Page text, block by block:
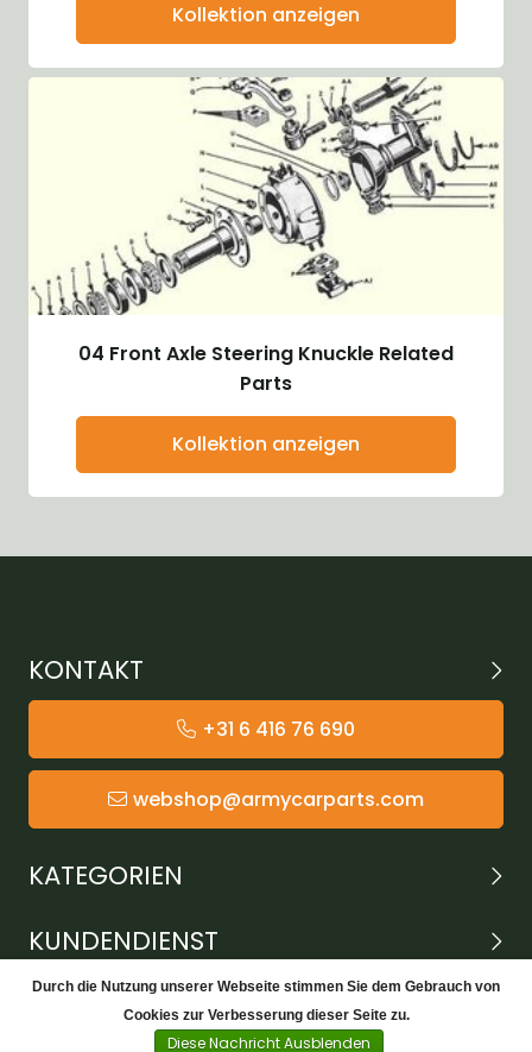
Kollektion anzeigen
04 Front Axle Steering Knuckle Related
Parts
Kollektion anzeigen
KONTAKT
+31 6 416 76 690
webshop@armycarparts.com
KATEGORIEN
KUNDENDIENST
Durch die Nutzung unserer Webseite stimmen Sie dem Gebrauch von
Cookies zur Verbesserung dieser Seite zu.
Diese Nachricht Ausblenden